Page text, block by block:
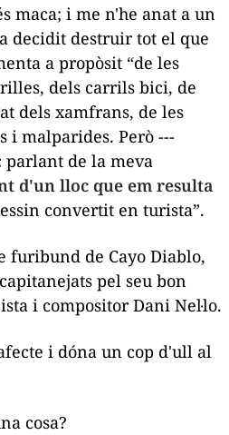
maca; i me n'he anat a un
decidit destruir tot el que
a propòsit “de les
, dels carrils bici, de
dels xamfrans, de les
i malparides. Però ---
parlant de la meva
d'un lloc que em resulta
convertit en turista”.
furibund de Cayo Diablo,
pel seu bon
i compositor Dani Nel·lo.
i dóna un cop d'ull al
cosa?